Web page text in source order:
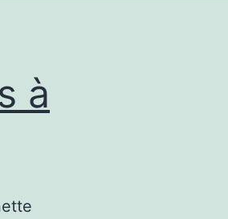
à